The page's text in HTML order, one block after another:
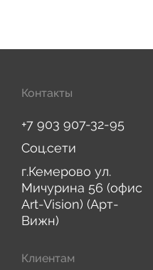
Контакты
+7 903 907-32-95
Соц.сети
г.Кемерово ул.
Мичурина 56 (офис
Art-Vision) (Арт-
Вижн)
Клиентам